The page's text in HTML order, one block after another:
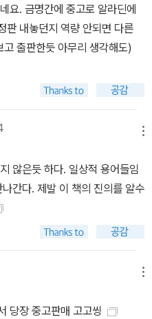
요. 금명간에 중고로 알라딘에
판 내놓던지 역량 안되면 다른
출판한듯 아무리 생각해도)
않은듯 하다. 일상적 용어들임
간다. 제발 이 책의 진의를 알수
당장 중고판매 고고씽